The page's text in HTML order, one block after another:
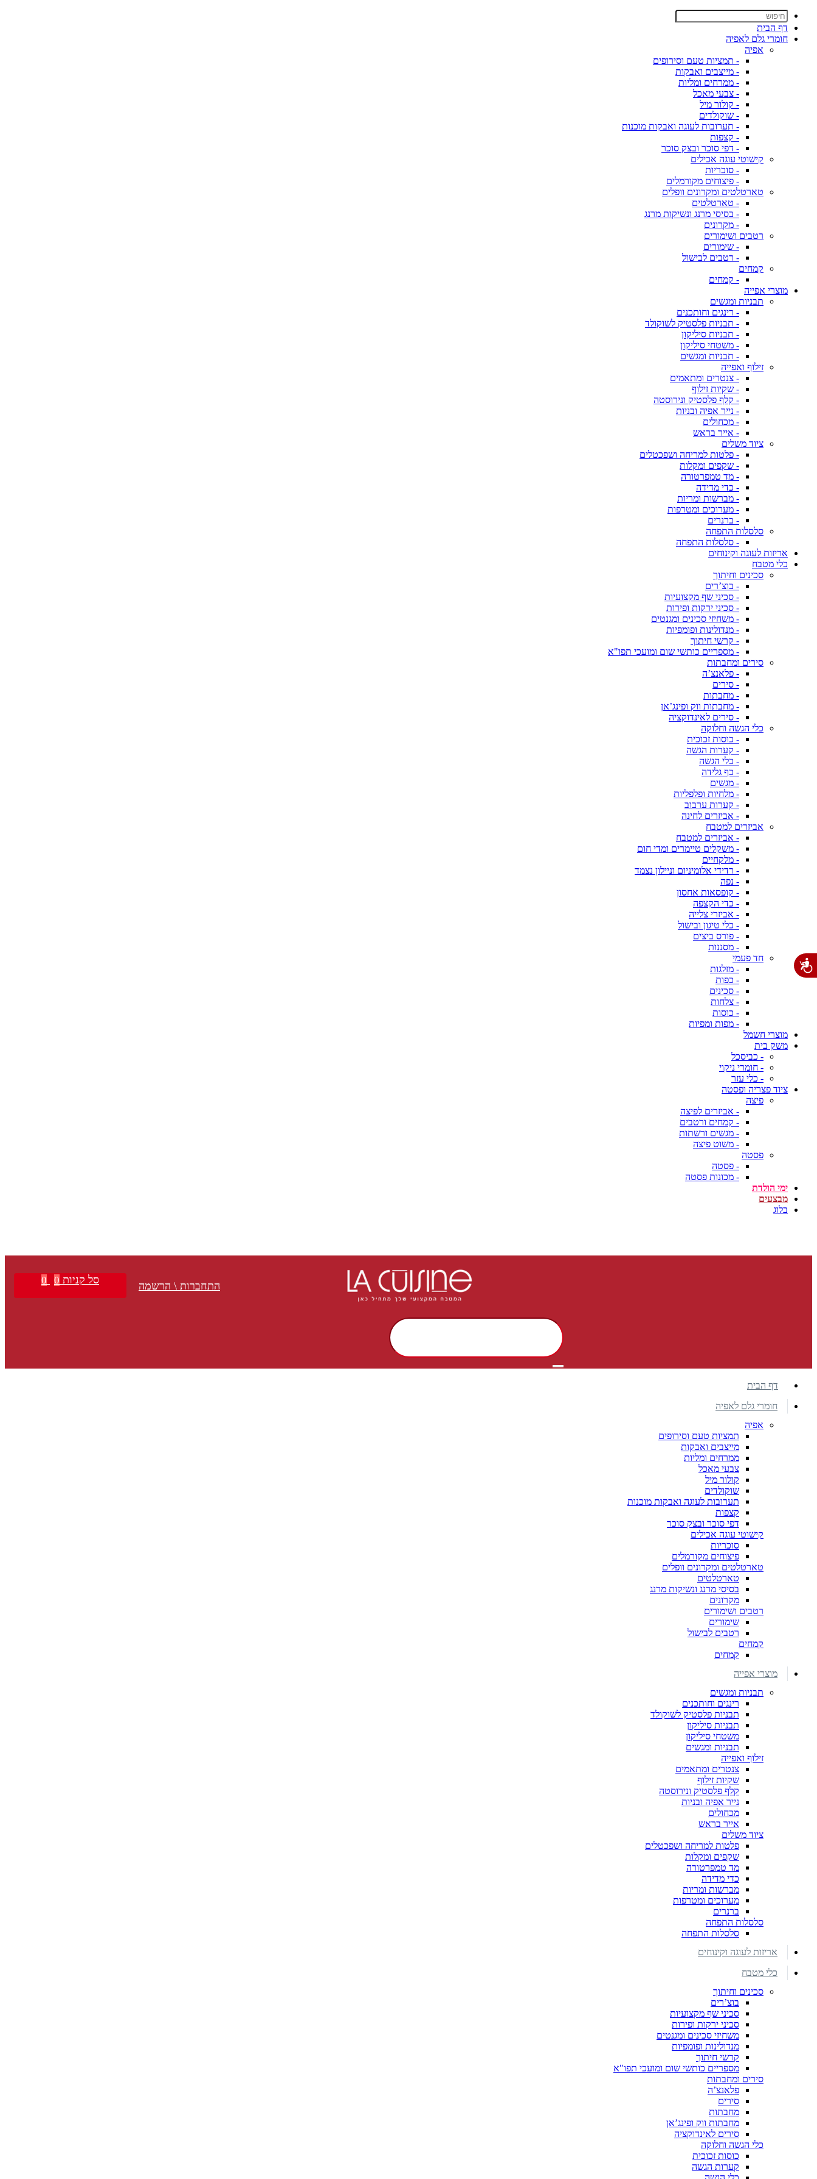
דף הבית
חומרי גלם לאפיה
אפיה
- תמציות טעם וסירופים
- מייצבים ואבקות
- ממרחים ומליות
- צבעי מאכל
- קולור מיל
- שוקולדים
- תערובות לעוגה ואבקות מוכנות
- קצפות
- דפי סוכר ובצק סוכר
קישוטי עוגה אכילים
- סוכריות
- פיצוחים מקורמלים
טארטלטים ומקרונים וופלים
- טארטלטים
- בסיסי מרנג ונשיקות מרנג
- מקרונים
רטבים ושימורים
- שימורים
- רטבים לבישול
קמחים
- קמחים
מוצרי אפייה
תבניות ומגשים
- רינגים וחותכנים
- תבניות פלסטיק לשוקולד
- תבניות סיליקון
- משטחי סיליקון
- תבניות ומגשים
זילוף ואפייה
- צנטרים ומתאמים
- שקיות זילוף
- קלף פלסטיק ונירוסטה
- נייר אפיה ובניות
- מכחולים
- אייר בראש
ציוד משלים
- פלטות למריחה ושפכטלים
- שקפים ומקלות
- מד טמפרטורה
- כדי מדידה
- מברשות ומריות
- מערוכים ומטרפות
- ברנרים
סלסלות התפחה
- סלסלות התפחה
אריזות לעוגה וקינוחים
כלי מטבח
סכינים וחיתוך
- בוצ’רים
- סכיני שף מקצועיות
- סכיני ירקות ופירות
- משחיזי סכינים ומגנטים
- מנדולינות ופומפיות
- קרשי חיתוך
- מספריים כותשי שום ומועכי תפו"א
סירים ומחבתות
- פלאנצ’ה
- סירים
- מחבתות
- מחבתות ווק ופינג’אן
- סירים לאינדוקציה
כלי הגשה וחלוקה
- כוסות זכוכית
- קערות הגשה
- כלי הגשה
- כף גלידה
- מגשים
- מלחיות ופלפליות
- קערות ערבוב
- אביזרים לחינה
אביזרים למטבח
- אביזרים למטבח
- משקלים טיימרים ומדי חום
- מלקחיים
- רדידי אלומיניום וניילון נצמד
- נפה
- קופסאות אחסון
- כדי הקצפה
- אביזרי צלייה
- כלי טיגון ובישול
- פורס ביצים
- מסננות
חד פעמי
- מזלגות
- כפות
- סכינים
- צלחות
- כוסות
- מפות ומפיות
מוצרי חשמל
משק בית
- כביסכל
- חומרי ניקוי
- כלי עזר
ציוד פצריה ופסטה
פיצה
- אביזרים לפיצה
- קמחים ורטבים
- מגשים ורשתות
- משוט פיצה
פסטה
- פסטה
- מכונות פסטה
ימי הולדת
מבצעים
בלוג
התחברות \ הרשמה סל קניות 0
0
דף הבית
חומרי גלם לאפיה
אפיה
תמציות טעם וסירופים
מייצבים ואבקות
ממרחים ומליות
צבעי מאכל
קולור מיל
שוקולדים
תערובות לעוגה ואבקות מוכנות
קצפות
דפי סוכר ובצק סוכר
קישוטי עוגה אכילים
סוכריות
פיצוחים מקורמלים
טארטלטים ומקרונים וופלים
טארטלטים
בסיסי מרנג ונשיקות מרנג
מקרונים
רטבים ושימורים
שימורים
רטבים לבישול
קמחים
קמחים
מוצרי אפייה
תבניות ומגשים
רינגים וחותכנים
תבניות פלסטיק לשוקולד
תבניות סיליקון
משטחי סיליקון
תבניות ומגשים
זילוף ואפייה
צנטרים ומתאמים
שקיות זילוף
קלף פלסטיק ונירוסטה
נייר אפיה ובניות
מכחולים
אייר בראש
ציוד משלים
פלטות למריחה ושפכטלים
שקפים ומקלות
מד טמפרטורה
כדי מדידה
מברשות ומריות
מערוכים ומטרפות
ברנרים
סלסלות התפחה
סלסלות התפחה
אריזות לעוגה וקינוחים
כלי מטבח
סכינים וחיתוך
בוצ’רים
סכיני שף מקצועיות
סכיני ירקות ופירות
משחיזי סכינים ומגנטים
מנדולינות ופומפיות
קרשי חיתוך
מספריים כותשי שום ומועכי תפו"א
סירים ומחבתות
פלאנצ’ה
סירים
מחבתות
מחבתות ווק ופינג’אן
סירים לאינדוקציה
כלי הגשה וחלוקה
כוסות זכוכית
קערות הגשה